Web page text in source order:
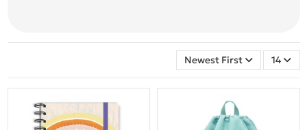
Newest First 14